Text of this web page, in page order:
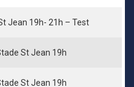
Jean 19h- 21h – Test
St Jean 19h
St Jean 19h